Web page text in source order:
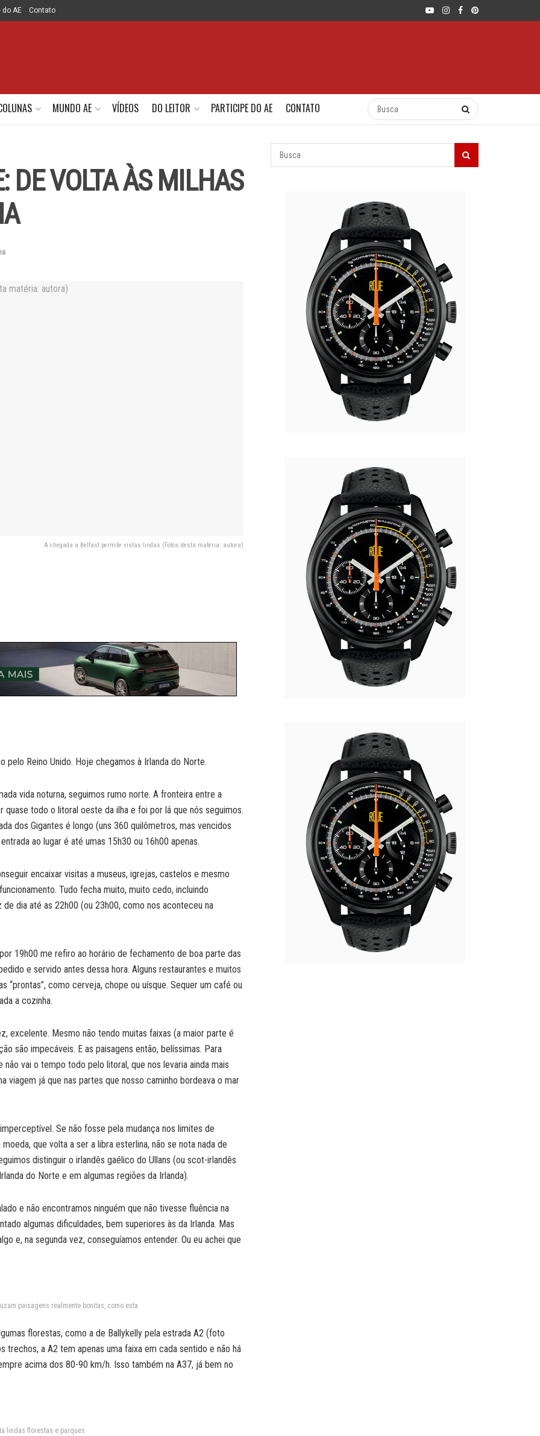
do AE Contato
MUNDO AE VÍDEOS DO LEITOR PARTICIPE DO AE CONTATO
DE VOLTA ÀS MILHAS
A chegada a Belfast permite vistas lindas (Fotos desta matéria: autora)
pelo Reino Unido. Hoje chegamos à Irlanda do Norte.
vida noturna, seguimos rumo norte. A fronteira entre a
quase todo o litoral oeste da ilha e foi por lá que nós seguimos.
dos Gigantes é longo (uns 360 quilômetros, mas vencidos
ao lugar é até umas 15h30 ou 16h00 apenas.
encaixar visitas a museus, igrejas, castelos e mesmo
Tudo fecha muito, muito cedo, incluindo
dia até as 22h00 (ou 23h00, como nos aconteceu na
19h00 me refiro ao horário de fechamento de boa parte das
e servido antes dessa hora. Alguns restaurantes e muitos
“prontas”, como cerveja, chope ou uísque. Sequer um café ou
a cozinha.
excelente. Mesmo não tendo muitas faixas (a maior parte é
são impecáveis. E as paisagens então, belíssimas. Para
vai o tempo todo pelo litoral, que nos levaria ainda mais
viagem já que nas partes que nosso caminho bordeava o mar
Se não fosse pela mudança nos limites de
que volta a ser a libra esterlina, não se nota nada de
distinguir o irlandês gaélico do Ullans (ou scot-irlandês
do Norte e em algumas regiões da Irlanda).
e não encontramos ninguém que não tivesse fluência na
algumas dificuldades, bem superiores às da Irlanda. Mas
e, na segunda vez, conseguíamos entender. Ou eu achei que
paisagens realmente bonitas, como esta
florestas, como a de Ballykelly pela estrada A2 (foto
trechos, a A2 tem apenas uma faixa em cada sentido e não há
acima dos 80-90 km/h. Isso também na A37, já bem no
lindas florestas e parques